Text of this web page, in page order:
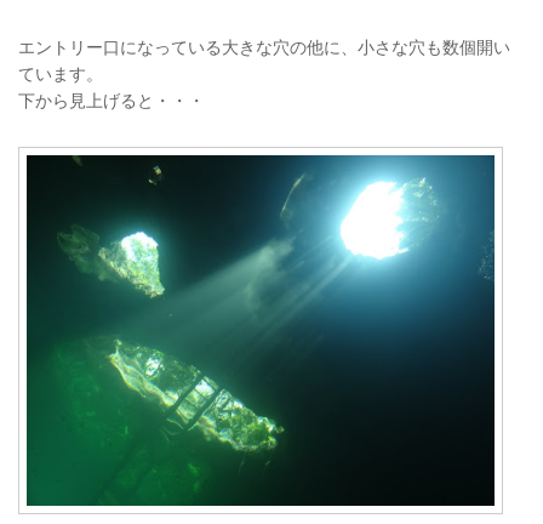
エントリー口になっている大きな穴の他に、小さな穴も数個開い
ています。
下から見上げると・・・